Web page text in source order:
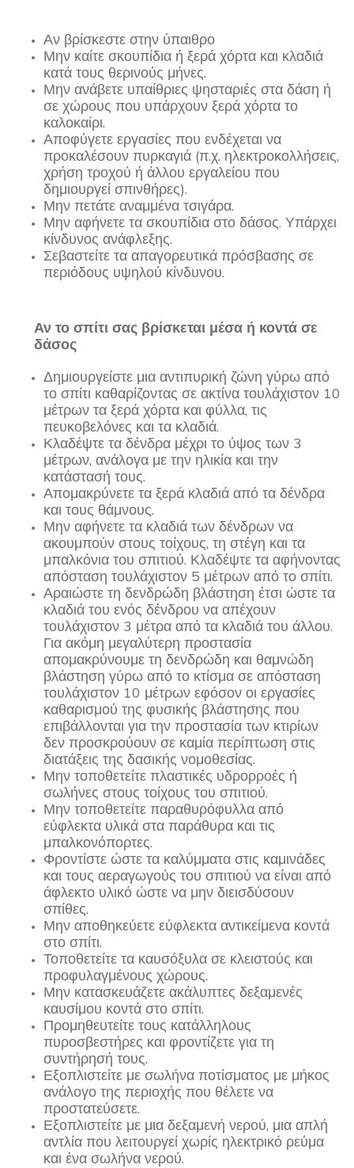
Αν βρίσκεστε στην ύπαιθρο
Μην καίτε σκουπίδια ή ξερά χόρτα και κλαδιά
κατά τους θερινούς μήνες.
Μην ανάβετε υπαίθριες ψησταριές στα δάση ή
σε χώρους που υπάρχουν ξερά χόρτα το
καλοκαίρι.
Αποφύγετε εργασίες που ενδέχεται να
προκαλέσουν πυρκαγιά (π.χ. ηλεκτροκολλήσεις,
χρήση τροχού ή άλλου εργαλείου που
δημιουργεί σπινθήρες).
Μην πετάτε αναμμένα τσιγάρα.
Μην αφήνετε τα σκουπίδια στο δάσος. Υπάρχει
κίνδυνος ανάφλεξης.
Σεβαστείτε τα απαγορευτικά πρόσβασης σε
περιόδους υψηλού κίνδυνου.
Αν το σπίτι σας βρίσκεται μέσα ή κοντά σε
δάσος
Δημιουργείστε μια αντιπυρική ζώνη γύρω από
το σπίτι καθαρίζοντας σε ακτίνα τουλάχιστον 10
μέτρων τα ξερά χόρτα και φύλλα, τις
πευκοβελόνες και τα κλαδιά.
Κλαδέψτε τα δένδρα μέχρι το ύψος των 3
μέτρων, ανάλογα με την ηλικία και την
κατάστασή τους.
Απομακρύνετε τα ξερά κλαδιά από τα δένδρα
και τους θάμνους.
Μην αφήνετε τα κλαδιά των δένδρων να
ακουμπούν στους τοίχους, τη στέγη και τα
μπαλκόνια του σπιτιού. Κλαδέψτε τα αφήνοντας
απόσταση τουλάχιστον 5 μέτρων από το σπίτι.
Αραιώστε τη δενδρώδη βλάστηση έτσι ώστε τα
κλαδιά του ενός δένδρου να απέχουν
τουλάχιστον 3 μέτρα από τα κλαδιά του άλλου.
Για ακόμη μεγαλύτερη προστασία
απομακρύνουμε τη δενδρώδη και θαμνώδη
βλάστηση γύρω από το κτίσμα σε απόσταση
τουλάχιστον 10 μέτρων εφόσον οι εργασίες
καθαρισμού της φυσικής βλάστησης που
επιβάλλονται για την προστασία των κτιρίων
δεν προσκρούουν σε καμία περίπτωση στις
διατάξεις της δασικής νομοθεσίας.
Μην τοποθετείτε πλαστικές υδρορροές ή
σωλήνες στους τοίχους του σπιτιού.
Μην τοποθετείτε παραθυρόφυλλα από
εύφλεκτα υλικά στα παράθυρα και τις
μπαλκονόπορτες.
Φροντίστε ώστε τα καλύμματα στις καμινάδες
και τους αεραγωγούς του σπιτιού να είναι από
άφλεκτο υλικό ώστε να μην διεισδύσουν
σπίθες.
Μην αποθηκεύετε εύφλεκτα αντικείμενα κοντά
στο σπίτι.
Τοποθετείτε τα καυσόξυλα σε κλειστούς και
προφυλαγμένους χώρους.
Μην κατασκευάζετε ακάλυπτες δεξαμενές
καυσίμου κοντά στο σπίτι.
Προμηθευτείτε τους κατάλληλους
πυροσβεστήρες και φροντίζετε για τη
συντήρησή τους.
Εξοπλιστείτε με σωλήνα ποτίσματος με μήκος
ανάλογο της περιοχής που θέλετε να
προστατεύσετε.
Εξοπλιστείτε με μια δεξαμενή νερού, μια απλή
αντλία που λειτουργεί χωρίς ηλεκτρικό ρεύμα
και ένα σωλήνα νερού.